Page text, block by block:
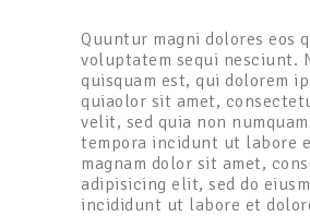
Quuntur magni dolores eos
voluptatem sequi nesciunt.
quisquam est, qui dolorem
quiaolor sit amet,
velit, sed quia non
tempora incidunt ut labore
magnam dolor sit amet,
adipisicing elit, sed do
incididunt ut labore et